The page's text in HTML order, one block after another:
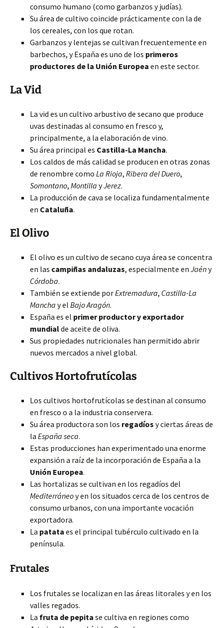
consumo humano (como garbanzos y judías).
Su área de cultivo coincide prácticamente con la de
los cereales, con los que rotan.
Garbanzos y lentejas se cultivan frecuentemente en
barbechos, y España es uno de los primeros
productores de la Unión Europea en este sector.
La Vid
La vid es un cultivo arbustivo de secano que produce
uvas destinadas al consumo en fresco y,
principalmente, a la elaboración de vino.
Su área principal es Castilla-La Mancha.
Los caldos de más calidad se producen en otras zonas
de renombre como La Rioja, Ribera del Duero,
Somontano, Montilla yJerez.
La producción de cava se localiza fundamentalmente
en Cataluña.
El Olivo
El olivo es un cultivo de secano cuya área se concentra
en las campiñas andaluzas, especialmente en Jaény
Córdoba.
También se extiende porExtremadura, Castilla-La
Mancha y el Bajo Aragón.
España es el primer productor y exportador
mundialde aceite de oliva.
Sus propiedades nutricionales han permitido abrir
nuevos mercados a nivel global.
Cultivos Hortofrutícolas
Los cultivos hortofrutícolas se destinan al consumo
en fresco o a la industria conservera.
Su área productora son los regadíos y ciertas áreas de
la España seca.
Estas producciones han experimentado una enorme
expansión a raíz de la incorporación de España a la
Unión Europea.
Las hortalizas se cultivan en los regadíos del
Mediterráneoy en los situados cerca de los centros de
consumo urbanos, con una importante vocación
exportadora.
La patata es el principal tubérculo cultivado en la
península.
Frutales
Los frutales se localizan en las áreas litorales y en los
valles regados.
La fruta de pepita se cultiva en regiones como